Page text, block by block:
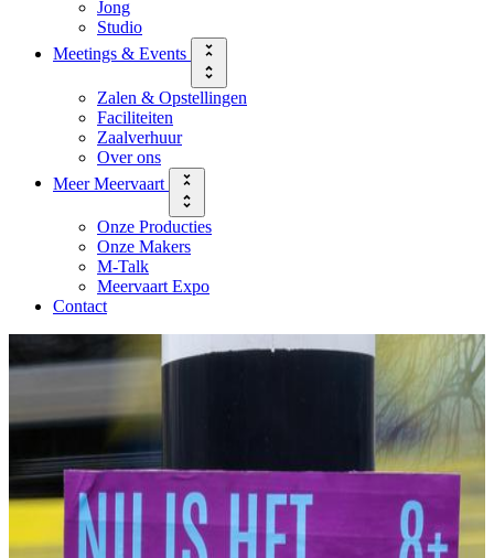
Jong
Studio
Meetings & Events
Zalen & Opstellingen
Faciliteiten
Zaalverhuur
Over ons
Meer Meervaart
Onze Producties
Onze Makers
M-Talk
Meervaart Expo
Contact